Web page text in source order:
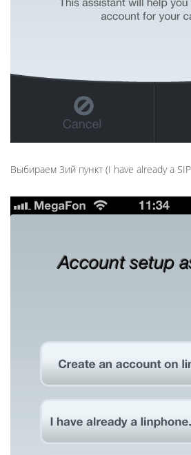
Выбираем 3ий пункт (I have already a